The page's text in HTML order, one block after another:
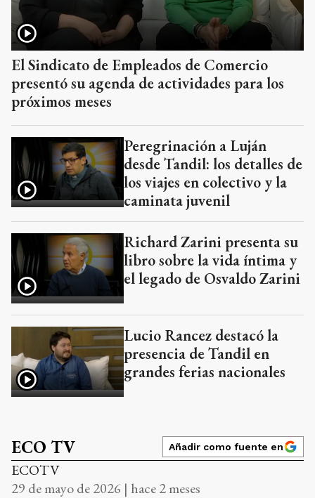
El Sindicato de Empleados de Comercio
presentó su agenda de actividades para los
próximos meses
Peregrinación a Luján
desde Tandil: los detalles de
los viajes en colectivo y la
caminata juvenil
Richard Zarini presenta su
libro sobre la vida íntima y
el legado de Osvaldo Zarini
Lucio Rancez destacó la
presencia de Tandil en
grandes ferias nacionales
ECO TV Añadir como fuente en
ECOTV
29 de mayo de 2026 | hace 2 meses